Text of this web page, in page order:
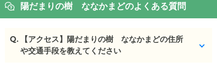
陽だまりの樹 ななかまどのよくある質問
Q.
【アクセス】陽だまりの樹 ななかまどの住所
や交通手段を教えてください